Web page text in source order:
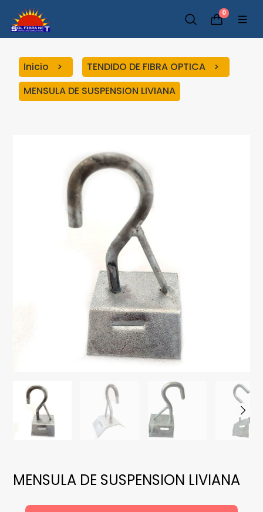
0
Inicio
TENDIDO DE FIBRA OPTICA
MENSULA DE SUSPENSION LIVIANA
MENSULA DE SUSPENSION LIVIANA